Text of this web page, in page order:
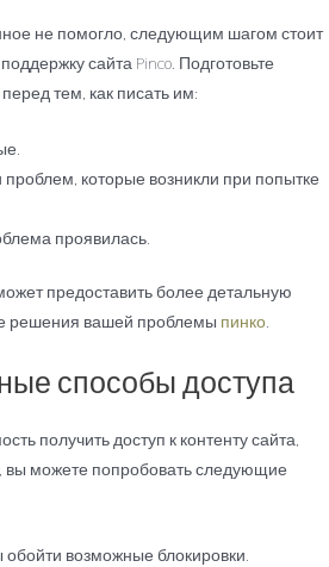
не помогло, следующим шагом стоит
сайта Pinco. Подготовьте
тем, как писать им:
которые возникли при попытке
проявилась.
предоставить более детальную
решения вашей проблемы пинко.
способы доступа
получить доступ к контенту сайта,
можете попробовать следующие
обойти возможные блокировки.